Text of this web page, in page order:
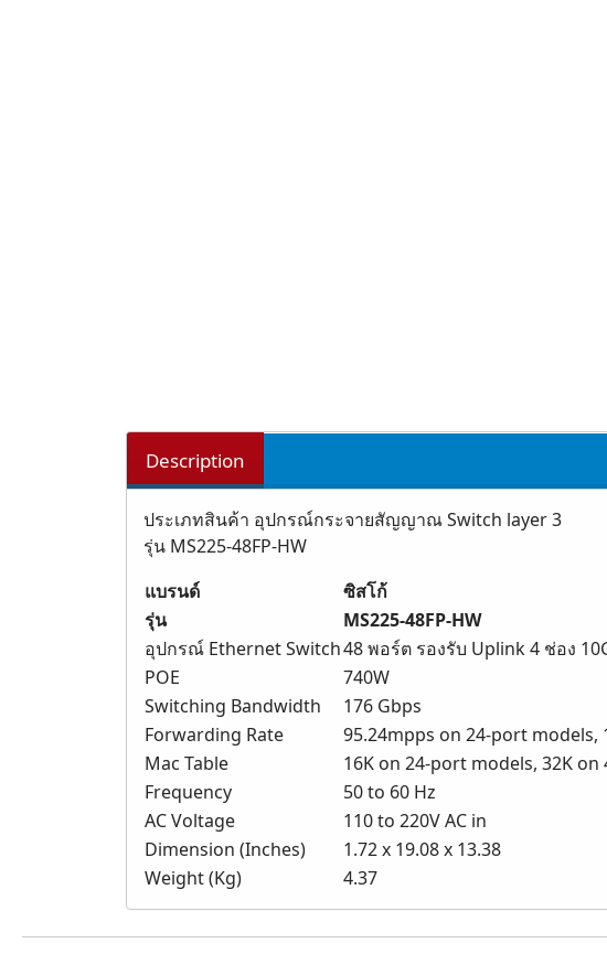
Description
ประเภทสินค้า อุปกรณ์กระจายสัญญาณ Switch layer 3
รุ่น MS225-48FP-HW
แบรนด์
ซิสโก้
รุ่น
MS225-48FP-HW
อุปกรณ์ Ethernet Switch48 พอร์ต รองรับ Uplink 4 ช่อง
POE
740W
Switching Bandwidth
176 Gbps
Forwarding Rate
95.24mpps on 24-port
Mac Table
16K on 24-port models, 32K
Frequency
50 to 60 Hz
AC Voltage
110 to 220V AC in
Dimension (Inches)
1.72 x 19.08 x 13.38
Weight (Kg)
4.37